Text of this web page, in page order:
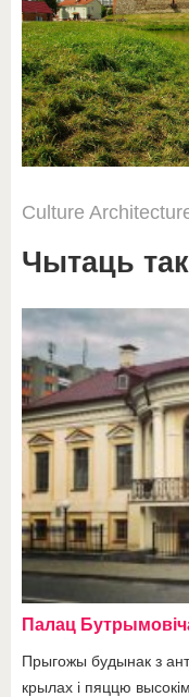
Culture
Чытаць
Палац
Прыгожы будынак з
крылах і пяццю